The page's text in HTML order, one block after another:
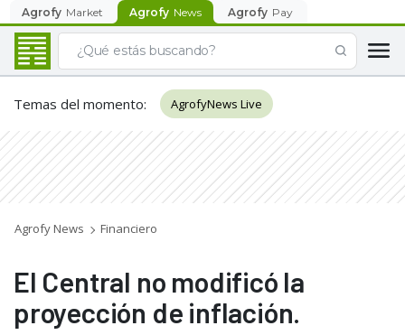
Agrofy Market Agrofy News Agrofy Pay
Temas del momento: AgrofyNews Live
Agrofy News Financiero
El Central no modificó la
proyección de inflación.